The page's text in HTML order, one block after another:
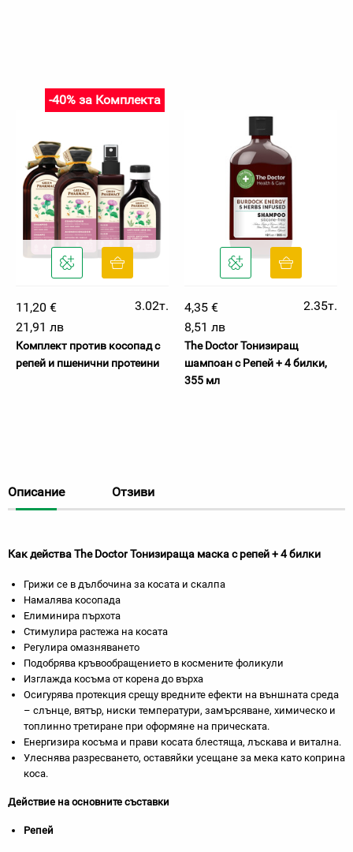
-40% за Комплекта
11,20 €
3.02т.
21,91 лв
Комплект против косопад с
репей и пшенични протеини
4,35 €
2.35т.
8,51 лв
The Doctor Тонизиращ
шампоан с Репей + 4 билки,
355 мл
Описание Отзиви
Как действа The Doctor Тонизираща маска с репей + 4 билки
Грижи се в дълбочина за косата и скалпа
Намалява косопада
Елиминира пърхота
Стимулира растежа на косата
Регулира омазняването
Подобрява кръвообращението в космените фоликули
Изглажда косъма от корена до върха
Осигурява протекция срещу вредните ефекти на външната среда
– слънце, вятър, ниски температури, замърсяване, химическо и
топлинно третиране при оформяне на прическата.
Енергизира косъма и прави косата блестяща, лъскава и витална.
Улеснява разресването, оставяйки усещане за мека като коприна
коса.
Действие на основните съставки
Репей